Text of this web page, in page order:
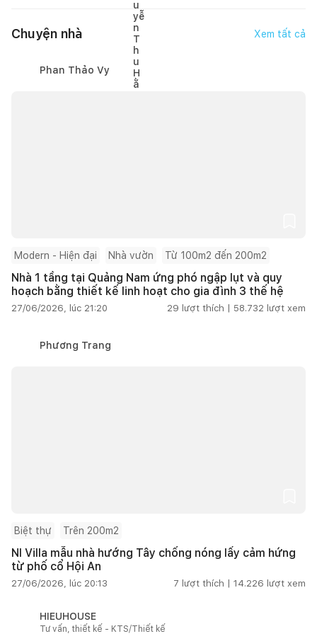
Chuyện nhà Xem tất cả
Phan Thảo Vy
Modern - Hiện đại Nhà vườn Từ 100m2 đến 200m2
Nhà 1 tầng tại Quảng Nam ứng phó ngập lụt và quy
hoạch bằng thiết kế linh hoạt cho gia đình 3 thế hệ
27/06/2026, lúc 21:20 29 lượt thích | 58.732 lượt xem
Phương Trang
Biệt thự Trên 200m2
NI Villa mẫu nhà hướng Tây chống nóng lấy cảm hứng
từ phố cổ Hội An
27/06/2026, lúc 20:13 7 lượt thích | 14.226 lượt xem
HIEUHOUSE
Tư vấn, thiết kế - KTS/Thiết kế